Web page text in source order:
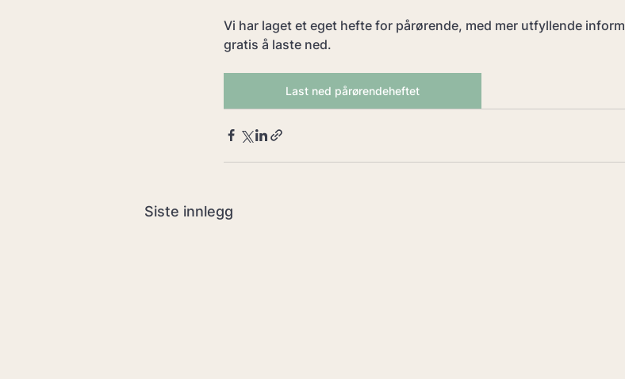
Vi har laget et eget hefte for pårørende, med mer utfyllende
gratis å laste ned.
Last ned pårørendeheftet
Siste innlegg